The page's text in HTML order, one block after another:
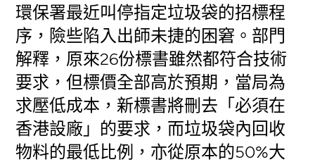
環保署最近叫停指定垃圾袋的招標程
序，險些陷入出師未捷的困窘。部門
解釋，原來26份標書雖然都符合技術
要求，但標價全部高於預期，當局為
求壓低成本，新標書將刪去「必須在
香港設廠」的要求，而垃圾袋內回收
物料的最低比例，亦從原本的50%大